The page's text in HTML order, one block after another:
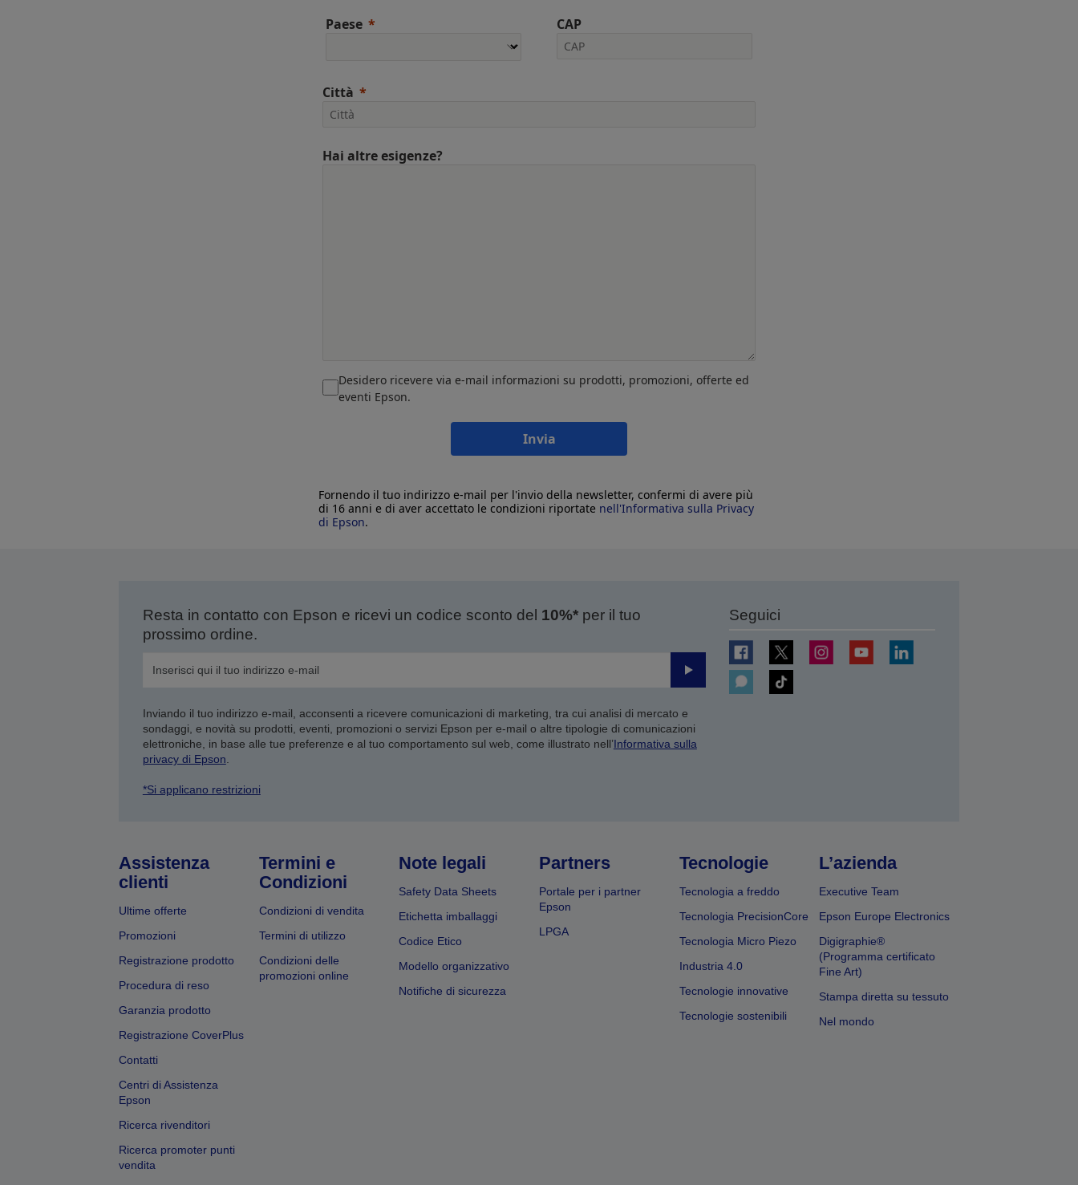
Paese CAP
Città
Hai altre esigenze?
Desidero ricevere via e-mail informazioni su prodotti, promozioni, offerte ed
eventi Epson.
Invia
Fornendo il tuo indirizzo e-mail per l'invio della newsletter, confermi di avere più
di 16 anni e di aver accettato le condizioni riportate nell'Informativa sulla Privacy
di Epson.
Resta in contatto con Epson e ricevi un codice sconto del 10%*per il tuo
prossimo ordine.
Invia
Inviando il tuo indirizzo e-mail, acconsenti a ricevere comunicazioni di marketing, tra cui analisi di mercato e
sondaggi, e novità su prodotti, eventi, promozioni o servizi Epson per e-mail o altre tipologie di comunicazioni
elettroniche, in base alle tue preferenze e al tuo comportamento sul web, come illustrato nell’Informativa sulla
privacy di Epson
*Si applicano restrizioni
Seguici
Assistenza
clienti
Ultime offerte
Promozioni
Registrazione prodotto
Procedura di reso
Garanzia prodotto
Registrazione CoverPlus
Contatti
Centri di Assistenza
Epson
Ricerca rivenditori
Ricerca promoter punti
vendita
Termini e
Condizioni
Condizioni di vendita
Termini di utilizzo
Condizioni delle
promozioni online
Note legali
Safety Data Sheets
Etichetta imballaggi
Codice Etico
Modello organizzativo
Notifiche di sicurezza
Partners
Portale per i partner
Epson
LPGA
Tecnologie
Tecnologia a freddo
Tecnologia PrecisionCore
Tecnologia Micro Piezo
Industria 4.0
Tecnologie innovative
Tecnologie sostenibili
L’azienda
Executive Team
Epson Europe Electronics
Digigraphie®
(Programma certificato
Fine Art)
Stampa diretta su tessuto
Nel mondo